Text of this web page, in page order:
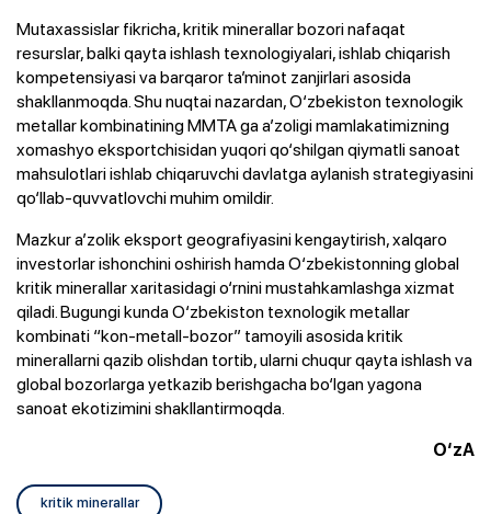
Mutaxassislar fikricha, kritik minerallar bozori nafaqat
resurslar, balki qayta ishlash texnologiyalari, ishlab chiqarish
kompetensiyasi va barqaror ta’minot zanjirlari asosida
shakllanmoqda. Shu nuqtai nazardan, O‘zbekiston texnologik
metallar kombinatining MMTA ga a’zoligi mamlakatimizning
xomashyo eksportchisidan yuqori qo‘shilgan qiymatli sanoat
mahsulotlari ishlab chiqaruvchi davlatga aylanish strategiyasini
qo‘llab-quvvatlovchi muhim omildir.
Mazkur a’zolik eksport geografiyasini kengaytirish, xalqaro
investorlar ishonchini oshirish hamda O‘zbekistonning global
kritik minerallar xaritasidagi o‘rnini mustahkamlashga xizmat
qiladi. Bugungi kunda O‘zbekiston texnologik metallar
kombinati “kon-metall-bozor” tamoyili asosida kritik
minerallarni qazib olishdan tortib, ularni chuqur qayta ishlash va
global bozorlarga yetkazib berishgacha bo‘lgan yagona
sanoat ekotizimini shakllantirmoqda.
O‘zA
kritik minerallar